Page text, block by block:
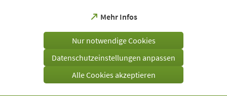
Mehr Infos
(Öffnet
einem
Tab)
Nur notwendige Cookies
Datenschutzeinstellungen anpassen
Alle Cookies akzeptieren